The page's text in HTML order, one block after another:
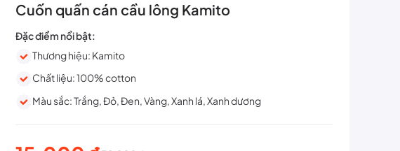
Cuốn quấn cán cầu lông Kamito
Đặc điểm nổi bật:
Thương hiệu: Kamito
Chất liệu: 100% cotton
Màu sắc: Trắng, Đỏ, Đen, Vàng, Xanh lá, Xanh dương